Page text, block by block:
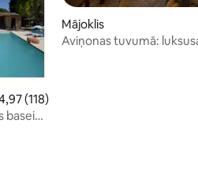
163
vērtējums: 4,97 no 5,
(118)
baseins
Mājoklis
Aviņonas tuvumā: